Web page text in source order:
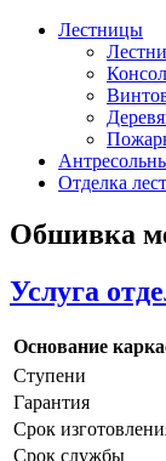
Лестницы
Отделка
Обшивка
Услуга
Основание
Ступени
Гарантия
Срок
Срок службы